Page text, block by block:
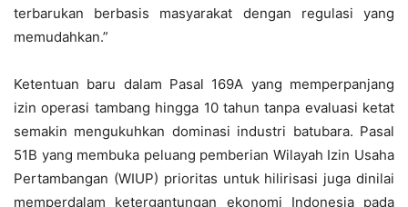
terbarukan berbasis masyarakat dengan regulasi yang
memudahkan.”
Ketentuan baru dalam Pasal 169A yang memperpanjang
izin operasi tambang hingga 10 tahun tanpa evaluasi ketat
semakin mengukuhkan dominasi industri batubara. Pasal
51B yang membuka peluang pemberian Wilayah Izin Usaha
Pertambangan (WIUP) prioritas untuk hilirisasi juga dinilai
memperdalam ketergantungan ekonomi Indonesia pada